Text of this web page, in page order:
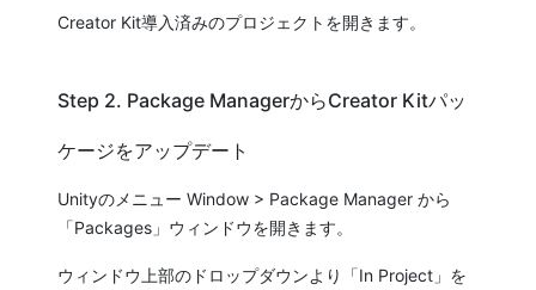
Creator Kit導入済みのプロジェクトを開きます。
Step 2. Package ManagerからCreator Kitパッ
ケージをアップデート
Unityのメニュー Window > Package Manager から
「Packages」ウィンドウを開きます。
ウィンドウ上部のドロップダウンより「In Project」を